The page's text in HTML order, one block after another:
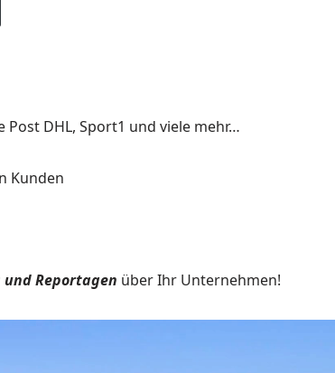
DHL, Sport1 und viele mehr…
und Reportagen über Ihr Unternehmen!